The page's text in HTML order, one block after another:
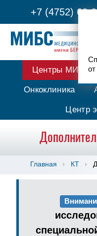
+7 (4752) 63-
Центры МИБС
Онкоклиника
Центр
Главная КТ